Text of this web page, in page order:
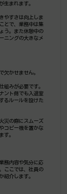
生まれます。
やすさは向上しま
とで、業務中は集
う。また休憩中の
ニングの大きなメ
欠かせません。
組みが必要です。
ント側でも入退室
るルールを設けた
災の際にスムーズ
コピー機を置かな
す。
務内容や気分に応
ここでは、社員の
紹介します。